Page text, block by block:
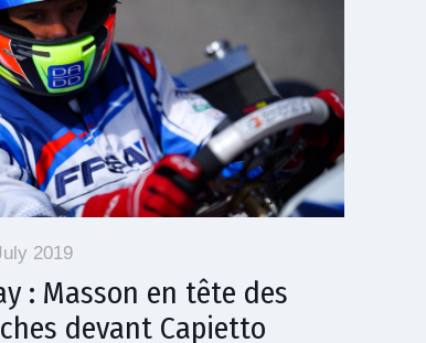
2019
: Masson en tête des
devant Capietto